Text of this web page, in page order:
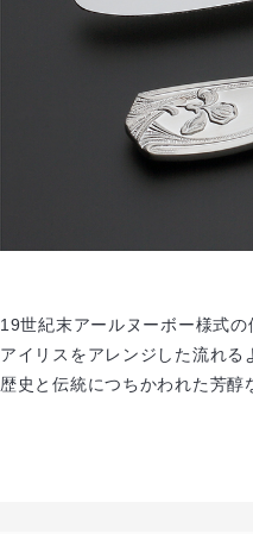
19世紀末アールヌーボー様式
アイリスをアレンジした流れる
歴史と伝統につちかわれた芳醇